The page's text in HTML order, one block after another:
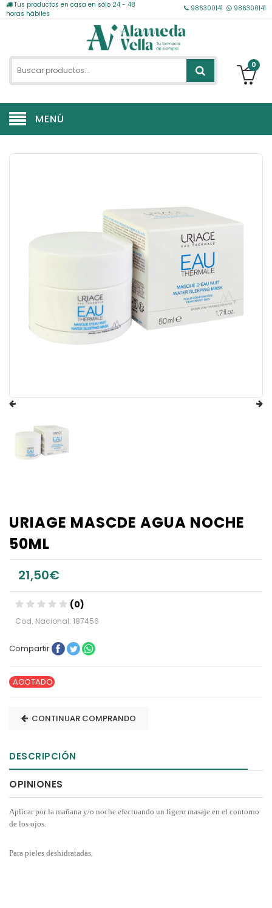
Tus productos en casa en sólo 24 - 48
horas hábiles
986300141 986300141
0
MENÚ
URIAGE MASCDE AGUA NOCHE
50ML
21,50€
(0)
Cod. Nacional: 187456
Compartir
AGOTADO
CONTINUAR COMPRANDO
DESCRIPCIÓN
OPINIONES
Aplicar por la mañana y/o noche efectuando un ligero masaje en el contorno
de los ojos.
Para pieles deshidratadas.